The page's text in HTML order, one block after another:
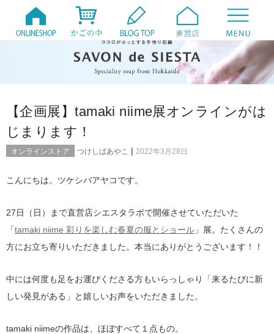
【企画展】tamaki niime展オンラインがは
じまります！
オンラインストア つけしばあやこ | 2022年3月28日
こんにちは。ツケシバアヤコです。
27日（日）まで直営店シエスタラボで開催させていただいた
「tamaki niime 彩りを楽しむ春夏の服とショール 」展。たくさんの
方にお立ち寄りいただきました。本当にありがとうございます！！
中には何度も足をお運びくださる方もいらっしゃり「来るたびに新
しい発見がある」と嬉しいお声をいただきました。
tamaki niimeの作品は、ほぼすべて１点もの。